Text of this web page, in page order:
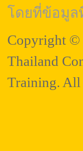
โดยที่ข้อมูล
Copyright ©
Thailand
Training. All